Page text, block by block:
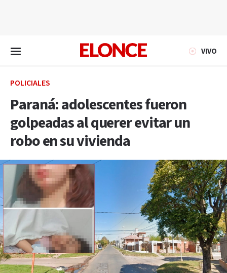
VIVO
POLICIALES
Paraná: adolescentes fueron
golpeadas al querer evitar un
robo en su vivienda